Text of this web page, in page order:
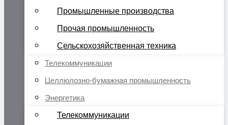
Промышленные производства
Прочая промышленность
Сельскохозяйственная техника
Телекоммуникации
Целлюлозно-бумажная промышленность
Энергетика
Телекоммуникации